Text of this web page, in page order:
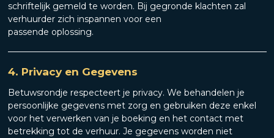
schriftelijk gemeld te worden. Bij gegronde klachten zal
verhuurder zich inspannen voor een
passende oplossing.
4. Privacy en Gegevens
Betuwsrondje respecteert je privacy. We behandelen je
persoonlijke gegevens met zorg en gebruiken deze enkel
voor het verwerken van je boeking en het contact met
betrekking tot de verhuur. Je gegevens worden niet